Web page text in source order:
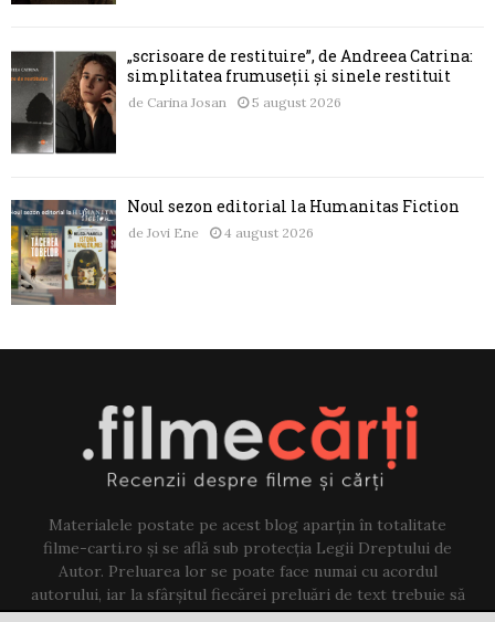
„scrisoare de restituire”, de Andreea Catrina:
simplitatea frumuseții și sinele restituit
de Carina Josan 5 august 2026
Noul sezon editorial la Humanitas Fiction
de Jovi Ene 4 august 2026
Materialele postate pe acest blog aparțin în totalitate
filme-carti.ro și se află sub protecția Legii Dreptului de
Autor. Preluarea lor se poate face numai cu acordul
autorului, iar la sfârșitul fiecărei preluări de text trebuie să
existe un link către acest blog.